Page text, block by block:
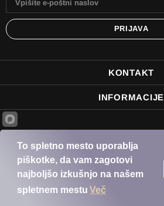
KONTAKT
INFORMACIJE
pravice pridržane.
To spletno mesto uporablja
piškotke, da vam zagotovi
najboljšo izkušnjo na našem
spletnem mestu Več